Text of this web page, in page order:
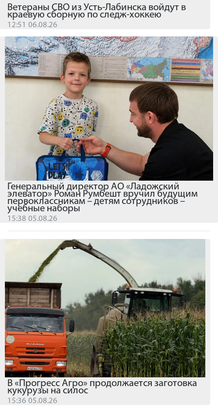
Ветераны СВО из Усть-Лабинска войдут в
краевую сборную по следж-хоккею
12:51 06.08.26
Генеральный директор АО «Ладожский
элеватор» Роман Румбешт вручил будущим
первоклассникам – детям сотрудников –
учебные наборы
15:38 05.08.26
В «Прогресс Агро» продолжается заготовка
кукурузы на силос
15:36 05.08.26